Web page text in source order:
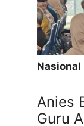
apresiasi
dalam
melalui
Nasional
Anies
Guru